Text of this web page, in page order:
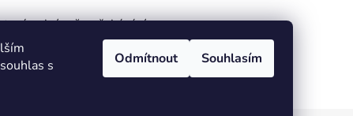
s
Odmítnout Souhlasím
splní vaše očekávání.